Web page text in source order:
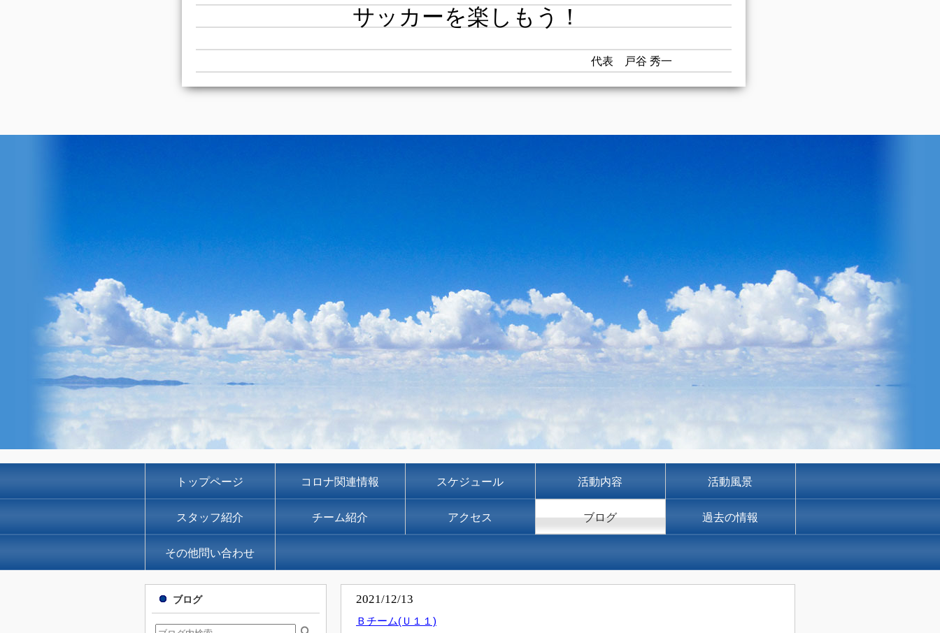
サッカーを楽しもう！
代表 戸谷 秀一
トップページ コロナ関連情報 スケジュール 活動内容 活動風景
スタッフ紹介 チーム紹介 アクセス ブログ 過去の情報
その他問い合わせ
2021/12/13
Ｂチーム(Ｕ１１)
ブログ